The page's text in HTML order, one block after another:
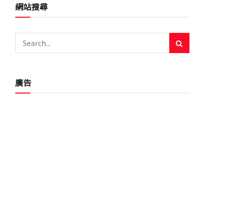
網站搜尋
廣告